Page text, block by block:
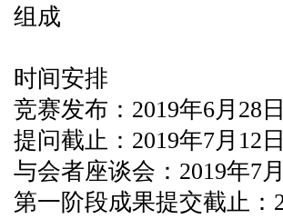
组成
时间安排
竞赛发布：2019年6月28日
提问截止：2019年7月12日
与会者座谈会：2019年7
第一阶段成果提交截止：